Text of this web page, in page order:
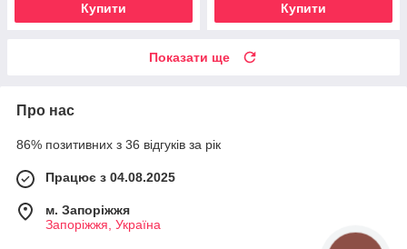
Купити Купити
Показати ще
Про нас
86% позитивних з 36 відгуків за рік
Працює з 04.08.2025
м. Запоріжжя
Запоріжжя, Україна